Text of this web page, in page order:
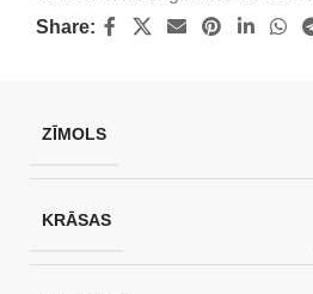
Share:
ZĪMOLS
KRĀSAS